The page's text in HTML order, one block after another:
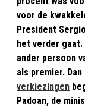
voor de
President
het verder
ander persoon
als premier.
verkiezingen
Padoan, de